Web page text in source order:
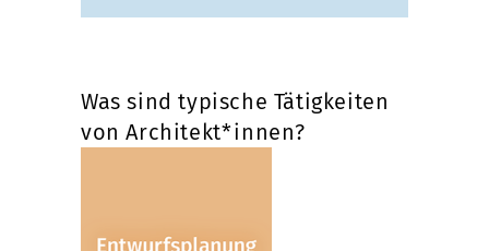
Was sind typische Tätigkeiten
von Architekt*innen?